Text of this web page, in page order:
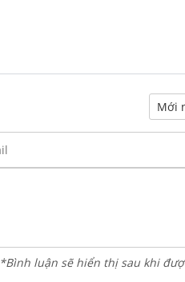
*Bình luận sẽ hiển thị sau khi